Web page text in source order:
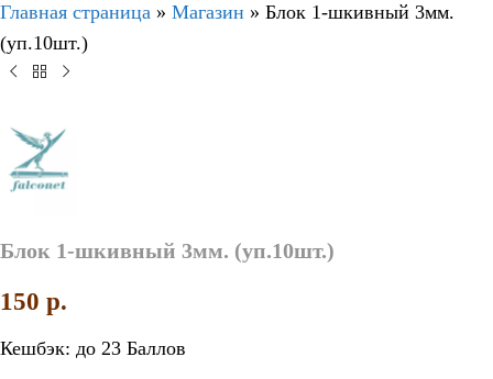
Главная страница » Магазин » Блок 1-шкивный 3мм.
(уп.10шт.)
Блок 1-шкивный 3мм. (уп.10шт.)
150 p.
Кешбэк: до 23 Баллов